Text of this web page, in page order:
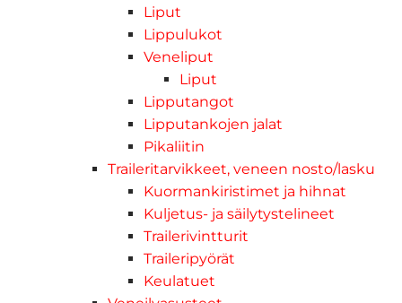
Liput
Lippulukot
Veneliput
Liput
Lipputangot
Lipputankojen jalat
Pikaliitin
Traileritarvikkeet, veneen nosto/lasku
Kuormankiristimet ja hihnat
Kuljetus- ja säilytystelineet
Trailerivintturit
Traileripyörät
Keulatuet